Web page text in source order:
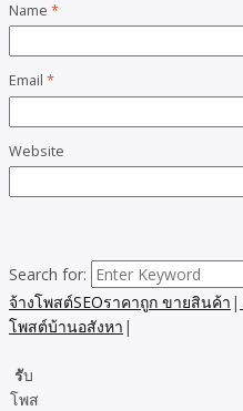
Name *
Email *
Website
Search for:
จ้างโพสต์SEOราคาถูก ขายสินค้า |
โพสต์บ้านอสังหา |
รับ
โพส